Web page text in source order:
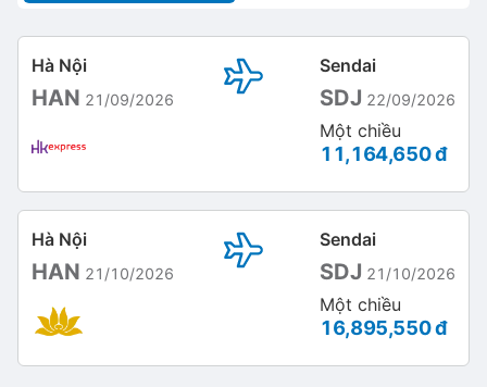
Hà Nội
HAN 21/09/2026
Sendai
SDJ 22/09/2026
Một chiều
11,164,650 đ
Hà Nội
HAN 21/10/2026
Sendai
SDJ 21/10/2026
Một chiều
16,895,550 đ